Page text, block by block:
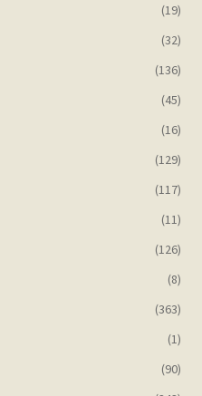
(19)
(32)
(136)
(45)
(16)
(129)
(117)
(11)
(126)
(8)
(363)
(1)
(90)